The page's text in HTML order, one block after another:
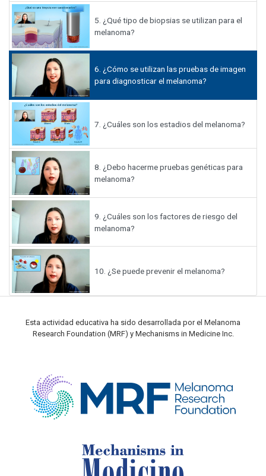
5. ¿Qué tipo de biopsias se utilizan para el
melanoma?
6. ¿Cómo se utilizan las pruebas de imagen
para diagnosticar el melanoma?
7. ¿Cuáles son los estadios del melanoma?
8. ¿Debo hacerme pruebas genéticas para
melanoma?
9. ¿Cuáles son los factores de riesgo del
melanoma?
10. ¿Se puede prevenir el melanoma?
Esta actividad educativa ha sido desarrollada por el Melanoma
Research Foundation (MRF) y Mechanisms in Medicine Inc.